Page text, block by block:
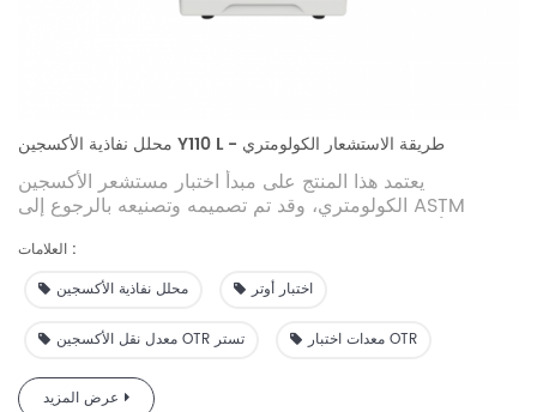
محلل نفاذية الأكسجين Y110 L - طريقة الاستشعار الكولومتري
يعتمد هذا المنتج على مبدأ اختبار مستشعر الأكسجين
الكولومتري، وقد تم تصميمه وتصنيعه بالرجوع إلى ASTM
عالي الدقة بدقة اختبار عالية. إنها مناسبة لاختبار أداء نقل
الأكسجين للأفلام والصفائح والأوراق والتغليف والمواد ذات الصلة
في مجالات الأغذية والأدوية والأجهزة الطبية والمواد الكيميائية
اليومية والإلكترونيات الكهروضوئية وما إلى ذلك. إنها توفر نطاقًا
واسعًا وكفاءة عالية لاختبار معدل نقل الأكسجين مواد عازلة
العلامات :
محلل نفاذية الأكسجين
اختبار أوتر
معدل نقل الأكسجين OTR تستر معدات اختبار OTR
عرض المزيد